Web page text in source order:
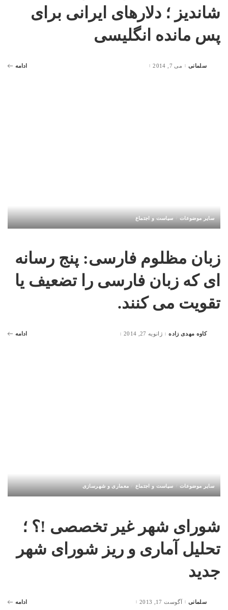
شاندیز ؛ دلارهای ایرانی برای
پس مانده انگلیسی
Postedسلمانی می 7, 2014 ادامه
سایر موضوعات سیاست و اجتماع
زبان مظلوم فارسی: پنج رسانه
ای که زبان فارسی را تضعیف یا
تقویت می کنند.
Postedکاوه مهدی زاده ژانویه 27, 2014 ادامه
سایر موضوعات سیاست و اجتماع معماری و شهرسازی
شورای شهر غیر تخصصی !؟ ؛
تحلیل آماری و ریز شورای شهر
جدید
Postedسلمانی آگوست 17, 2013 ادامه